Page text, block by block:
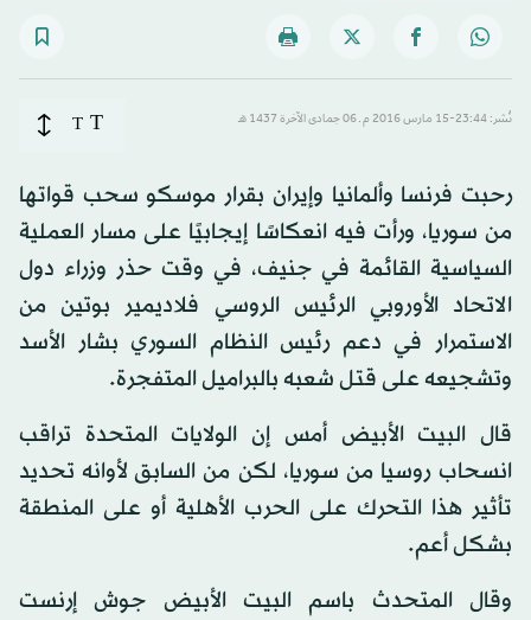
نُشر: 23:44-15 مارس 2016 م ـ 06 جمادى الآخرة 1437 هـ T
T
رحبت فرنسا وألمانيا وإيران بقرار موسكو سحب قواتها
من سوريا، ورأت فيه انعكاسًا إيجابيًا على مسار العملية
السياسية القائمة في جنيف، في وقت حذر وزراء دول
الاتحاد الأوروبي الرئيس الروسي فلاديمير بوتين من
الاستمرار في دعم رئيس النظام السوري بشار الأسد
وتشجيعه على قتل شعبه بالبراميل المتفجرة.
قال البيت الأبيض أمس إن الولايات المتحدة تراقب
انسحاب روسيا من سوريا، لكن من السابق لأوانه تحديد
تأثير هذا التحرك على الحرب الأهلية أو على المنطقة
بشكل أعم.
وقال المتحدث باسم البيت الأبيض جوش إرنست